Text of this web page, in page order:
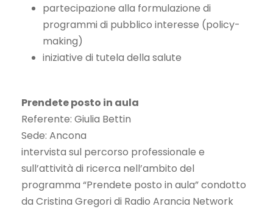
partecipazione alla formulazione di
programmi di pubblico interesse (policy-
making)
iniziative di tutela della salute
Prendete posto in aula
Referente: Giulia Bettin
Sede: Ancona
intervista sul percorso professionale e
sull’attività di ricerca nell’ambito del
programma “Prendete posto in aula” condotto
da Cristina Gregori di Radio Arancia Network